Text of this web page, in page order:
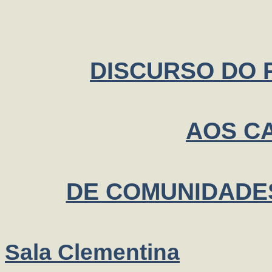
DISCURSO DO
AOS
DE
Sala Clementina